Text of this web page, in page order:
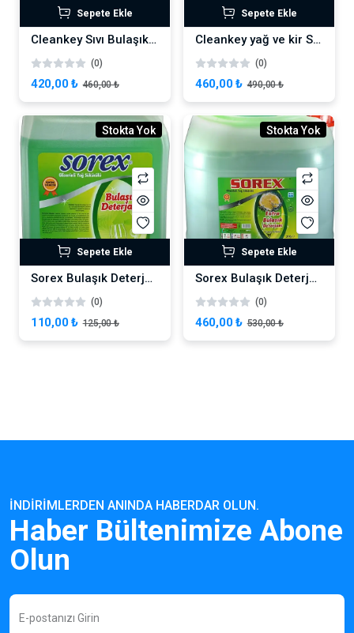
Sepete Ekle
Cleankey Sıvı Bulaşık Deterjanı 30 kg
(0)
420,00 ₺ 460,00 ₺
Sepete Ekle
Cleankey yağ ve kir Sökücü 30 lt
(0)
460,00 ₺ 490,00 ₺
Stokta Yok
Sepete Ekle
Sorex Bulaşık Deterjanı 5 Lt
(0)
110,00 ₺ 125,00 ₺
Stokta Yok
Sepete Ekle
Sorex Bulaşık Deterjanı 30 Lt
(0)
460,00 ₺ 530,00 ₺
İNDIRIMLERDEN ANINDA HABERDAR OLUN.
Haber Bültenimize Abone
Olun